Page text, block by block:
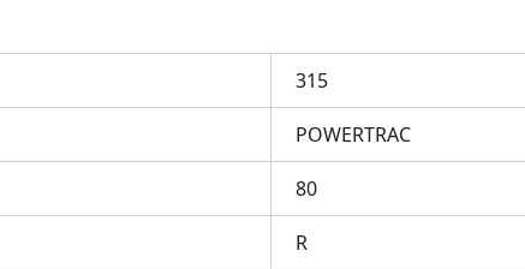
315
POWERTRAC
80
R